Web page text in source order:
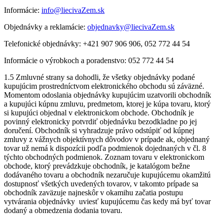
Informácie: info@liecivaZem.sk
Objednávky a reklamácie: objednavky@liecivaZem.sk
Telefonické objednávky: +421 907 906 906, 052 772 44 54
Informácie o výrobkoch a poradenstvo: 052 772 44 54
1.5 Zmluvné strany sa dohodli, že všetky objednávky podané
kupujúcim prostredníctvom elektronického obchodu sú záväzné.
Momentom odoslania objednávky kupujúcim uzatvorili obchodník
a kupujúci kúpnu zmluvu, predmetom, ktorej je kúpa tovaru, ktorý
si kupujúci objednal v elektronickom obchode. Obchodník je
povinný elektronicky potvrdiť objednávku bezodkladne po jej
doručení. Obchodník si vyhradzuje právo odstúpiť od kúpnej
zmluvy z vážnych objektívnych dôvodov v prípade ak, objednaný
tovar už nemá k dispozícii podľa podmienok dojednaných v čl. 8
týchto obchodných podmienok. Zoznam tovaru v elektronickom
obchode, ktorý prevádzkuje obchodník, je katalógom bežne
dodávaného tovaru a obchodník nezaručuje kupujúcemu okamžitú
dostupnosť všetkých uvedených tovarov, v takomto prípade sa
obchodník zaväzuje najneskôr v okamihu začatia postupu
vytvárania objednávky uviesť kupujúcemu čas kedy má byť tovar
dodaný a obmedzenia dodania tovaru.